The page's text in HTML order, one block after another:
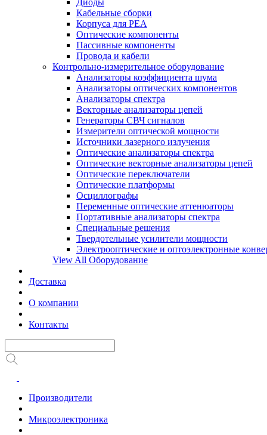
Диоды
Кабельные сборки
Корпуса для РЕА
Оптические компоненты
Пассивные компоненты
Провода и кабели
Контрольно-измерительное оборудование
Анализаторы коэффициента шума
Анализаторы оптических компонентов
Анализаторы спектра
Векторные анализаторы цепей
Генераторы СВЧ сигналов
Измерители оптической мощности
Источники лазерного излучения
Оптические анализаторы спектра
Оптические векторные анализаторы цепей
Оптические переключатели
Оптические платформы
Осциллографы
Переменные оптические аттенюаторы
Портативные анализаторы спектра
Специальные решения
Твердотельные усилители мощности
Электрооптические и оптоэлектронные
View All Оборудование
Доставка
О компании
Контакты
Производители
Микроэлектроника